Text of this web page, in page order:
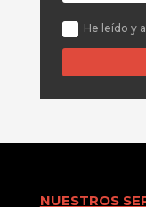
He leído y
NUESTROS